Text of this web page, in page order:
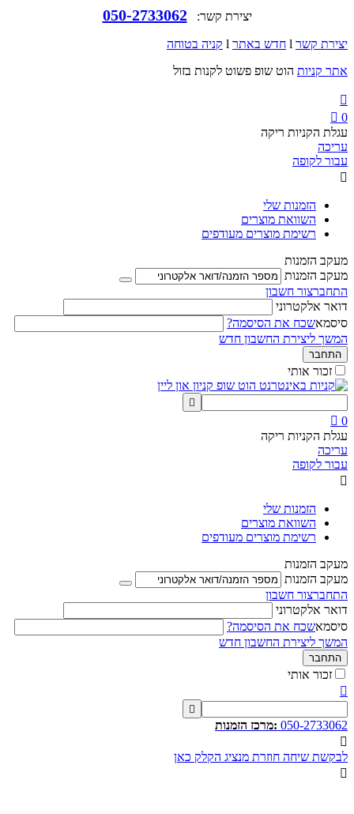
יצירת קשר: 050-2733062
יצירת קשר חדש באתר
קניה בטוחה
אתר קניות הוט שופ פשוט לקנות בזול

0

עגלת הקניות ריקה
עריכה
עבור לקופה

הזמנות שלי
השוואת מוצרים
רשימת מוצרים מעודפים
מעקב הזמנות
מעקב הזמנות
התחברצור חשבון
דואר אלקטרוני
סיסמאשכח את הסיסמה?
המשך ליצירת החשבון חדש
התחבר
זכור אותי

0

עגלת הקניות ריקה
עריכה
עבור לקופה

הזמנות שלי
השוואת מוצרים
רשימת מוצרים מעודפים
מעקב הזמנות
מעקב הזמנות
התחברצור חשבון
דואר אלקטרוני
סיסמאשכח את הסיסמה?
המשך ליצירת החשבון חדש
התחבר
זכור אותי


050-2733062 :מרכז הזמנות

לבקשת שיחה חוזרת מנציג הקלק כאן
